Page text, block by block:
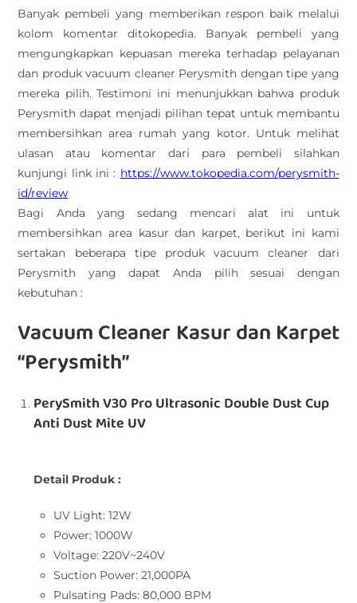
Banyak pembeli yang memberikan respon baik melalui
kolom komentar ditokopedia. Banyak pembeli yang
mengungkapkan kepuasan mereka terhadap pelayanan
dan produk vacuum cleaner Perysmith dengan tipe yang
mereka pilih. Testimoni ini menunjukkan bahwa produk
Perysmith dapat menjadi pilihan tepat untuk membantu
membersihkan area rumah yang kotor. Untuk melihat
ulasan atau komentar dari para pembeli silahkan
kunjungi link ini : https://www.tokopedia.com/perysmith-
id/review
Bagi Anda yang sedang mencari alat ini untuk
membersihkan area kasur dan karpet, berikut ini kami
sertakan beberapa tipe produk vacuum cleaner dari
Perysmith yang dapat Anda pilih sesuai dengan
kebutuhan :
Vacuum Cleaner Kasur dan Karpet
“Perysmith”
PerySmith V30 Pro Ultrasonic Double Dust Cup
Anti Dust Mite UV
Detail Produk :
UV Light: 12W
Power: 1000W
Voltage: 220V~240V
Suction Power: 21,000PA
Pulsating Pads: 80,000 BPM